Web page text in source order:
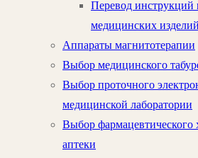
Перевод инструкций
медицинских изделий
Аппараты магнитотерапии
Выбор медицинского
Выбор проточного
медицинской лаборатории
Выбор фармацевтического
аптеки